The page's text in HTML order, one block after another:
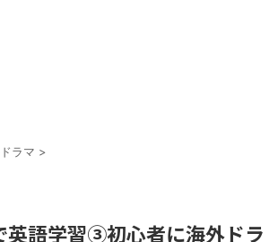
ラマ >
英語学習③初心者に海外ドラ